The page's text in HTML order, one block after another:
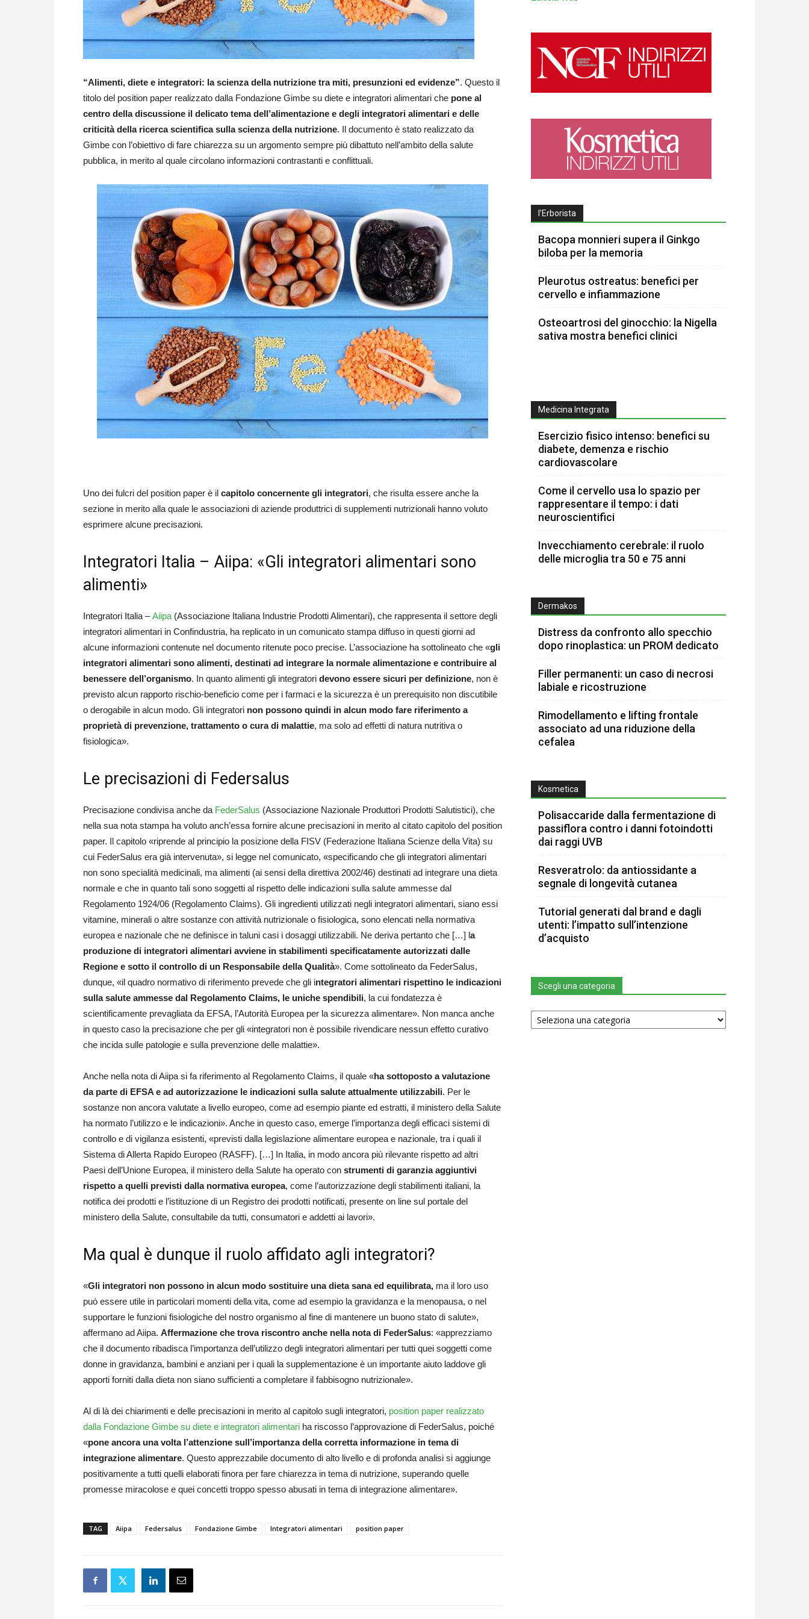
“Alimenti, diete e integratori: la scienza della nutrizione tra miti, presunzioni ed evidenze”. Questo il
titolo del position paper realizzato dalla Fondazione Gimbe su diete e integratori alimentari che pone al
centro della discussione il delicato tema dell’alimentazione e degli integratori alimentari e delle
criticità della ricerca scientifica sulla scienza della nutrizione. Il documento è stato realizzato da
Gimbe con l’obiettivo di fare chiarezza su un argomento sempre più dibattuto nell’ambito della salute
pubblica, in merito al quale circolano informazioni contrastanti e conflittuali.
Uno dei fulcri del position paper è il capitolo concernente gli integratori, che risulta essere anche la
sezione in merito alla quale le associazioni di aziende produttrici di supplementi nutrizionali hanno voluto
esprimere alcune precisazioni.
Integratori Italia – Aiipa: «Gli integratori alimentari sono
alimenti»
Integratori Italia –Aiipa (Associazione Italiana Industrie Prodotti Alimentari), che rappresenta il settore degli
integratori alimentari in Confindustria, ha replicato in un comunicato stampa diffuso in questi giorni ad
alcune informazioni contenute nel documento ritenute poco precise. L’associazione ha sottolineato che «gli
integratori alimentari sono alimenti, destinati ad integrare la normale alimentazione e contribuire al
benessere dell’organismo. In quanto alimenti gli integratori devono essere sicuri per definizione, non è
previsto alcun rapporto rischio-beneficio come per i farmaci e la sicurezza è un prerequisito non discutibile
o derogabile in alcun modo. Gli integratori non possono quindi in alcun modo fare riferimento a
proprietà di prevenzione, trattamento o cura di malattie, ma solo ad effetti di natura nutritiva o
fisiologica».
Le precisazioni di Federsalus
Precisazione condivisa anche da FederSalus (Associazione Nazionale Produttori Prodotti Salutistici), che
nella sua nota stampa ha voluto anch’essa fornire alcune precisazioni in merito al citato capitolo del position
paper. Il capitolo «riprende al principio la posizione della FISV (Federazione Italiana Scienze della Vita) su
cui FederSalus era già intervenuta», si legge nel comunicato, «specificando che gli integratori alimentari
non sono specialità medicinali, ma alimenti (ai sensi della direttiva 2002/46) destinati ad integrare una dieta
normale e che in quanto tali sono soggetti al rispetto delle indicazioni sulla salute ammesse dal
Regolamento 1924/06 (Regolamento Claims). Gli ingredienti utilizzati negli integratori alimentari, siano essi
vitamine, minerali o altre sostanze con attività nutrizionale o fisiologica, sono elencati nella normativa
europea e nazionale che ne definisce in taluni casi i dosaggi utilizzabili. Ne deriva pertanto che […] la
produzione di integratori alimentari avviene in stabilimenti specificatamente autorizzati dalle
Regione e sotto il controllo di un Responsabile della Qualità». Come sottolineato da FederSalus,
dunque, «il quadro normativo di riferimento prevede che gli integratori alimentari rispettino le indicazioni
sulla salute ammesse dal Regolamento Claims, le uniche spendibili, la cui fondatezza è
scientificamente prevagliata da EFSA, l’Autorità Europea per la sicurezza alimentare». Non manca anche
in questo caso la precisazione che per gli «integratori non è possibile rivendicare nessun effetto curativo
che incida sulle patologie e sulla prevenzione delle malattie».
Anche nella nota di Aiipa si fa riferimento al Regolamento Claims, il quale «ha sottoposto a valutazione
da parte di EFSA e ad autorizzazione le indicazioni sulla salute attualmente utilizzabili. Per le
sostanze non ancora valutate a livello europeo, come ad esempio piante ed estratti, il ministero della Salute
ha normato l’utilizzo e le indicazioni». Anche in questo caso, emerge l’importanza degli efficaci sistemi di
controllo e di vigilanza esistenti, «previsti dalla legislazione alimentare europea e nazionale, tra i quali il
Sistema di Allerta Rapido Europeo (RASFF). […] In Italia, in modo ancora più rilevante rispetto ad altri
Paesi dell’Unione Europea, il ministero della Salute ha operato con strumenti di garanzia aggiuntivi
rispetto a quelli previsti dalla normativa europea, come l’autorizzazione degli stabilimenti italiani, la
notifica dei prodotti e l’istituzione di un Registro dei prodotti notificati, presente on line sul portale del
ministero della Salute, consultabile da tutti, consumatori e addetti ai lavori».
Ma qual è dunque il ruolo affidato agli integratori?
«Gli integratori non possono in alcun modo sostituire una dieta sana ed equilibrata, ma il loro uso
può essere utile in particolari momenti della vita, come ad esempio la gravidanza e la menopausa, o nel
supportare le funzioni fisiologiche del nostro organismo al fine di mantenere un buono stato di salute»,
affermano ad Aiipa. Affermazione che trova riscontro anche nella nota di FederSalus: «apprezziamo
che il documento ribadisca l’importanza dell’utilizzo degli integratori alimentari per tutti quei soggetti come
donne in gravidanza, bambini e anziani per i quali la supplementazione è un importante aiuto laddove gli
apporti forniti dalla dieta non siano sufficienti a completare il fabbisogno nutrizionale».
Al di là dei chiarimenti e delle precisazioni in merito al capitolo sugli integratori, position paper realizzato
dalla Fondazione Gimbe su diete e integratori alimentari ha riscosso l’approvazione di FederSalus, poiché
«pone ancora una volta l’attenzione sull’importanza della corretta informazione in tema di
integrazione alimentare. Questo apprezzabile documento di alto livello e di profonda analisi si aggiunge
positivamente a tutti quelli elaborati finora per fare chiarezza in tema di nutrizione, superando quelle
promesse miracolose e quei concetti troppo spesso abusati in tema di integrazione alimentare».
TAG Aiipa Federsalus Fondazione Gimbe Integratori alimentari position paper
l’Erborista
Bacopa monnieri supera il Ginkgo
biloba per la memoria
Pleurotus ostreatus: benefici per
cervello e infiammazione
Osteoartrosi del ginocchio: la Nigella
sativa mostra benefici clinici
Medicina Integrata
Esercizio fisico intenso: benefici su
diabete, demenza e rischio
cardiovascolare
Come il cervello usa lo spazio per
rappresentare il tempo: i dati
neuroscientifici
Invecchiamento cerebrale: il ruolo
delle microglia tra 50 e 75 anni
Dermakos
Distress da confronto allo specchio
dopo rinoplastica: un PROM dedicato
Filler permanenti: un caso di necrosi
labiale e ricostruzione
Rimodellamento e lifting frontale
associato ad una riduzione della
cefalea
Kosmetica
Polisaccaride dalla fermentazione di
passiflora contro i danni fotoindotti
dai raggi UVB
Resveratrolo: da antiossidante a
segnale di longevità cutanea
Tutorial generati dal brand e dagli
utenti: l’impatto sull’intenzione
d’acquisto
Scegli una categoria
Scegli
una